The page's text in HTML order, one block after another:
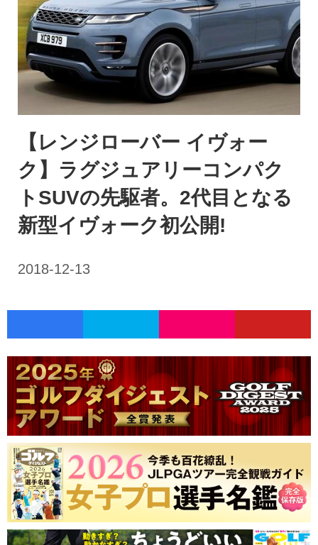
【レンジローバー イヴォー
ク】ラグジュアリーコンパク
トSUVの先駆者。2代目となる
新型イヴォーク初公開!